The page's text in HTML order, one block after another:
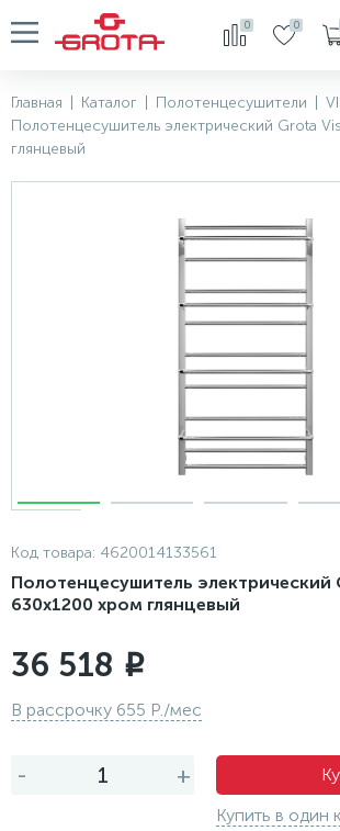
0 0
Главная Каталог Полотенцесушители
Полотенцесушитель электрический Grota
глянцевый
Код товара: 4620014133561
Полотенцесушитель электрический
630х1200 хром глянцевый
36 518 i
В рассрочку 655 Р./мес
- +
Купить в один